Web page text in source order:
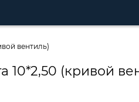
вентиль)
10*2,50 (кривой